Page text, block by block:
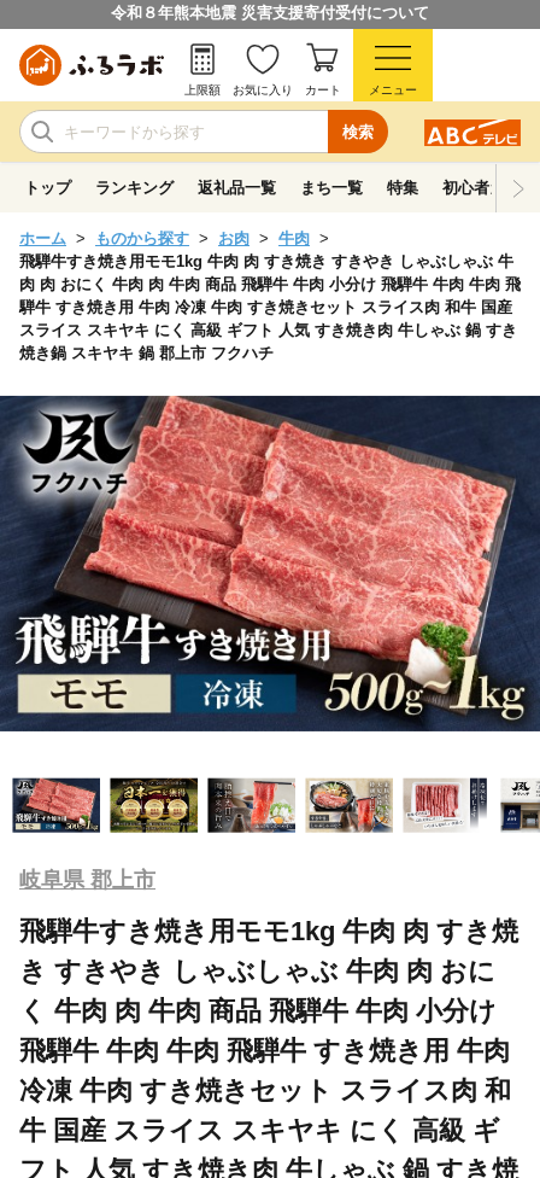
令和８年熊本地震 災害支援寄付受付について
検索
上限額 お気に入り カート メニュー
トップ ランキング 返礼品一覧 まち一覧 特集 初心者ガイド
ホーム ものから探す お肉
牛肉
飛騨牛すき焼き用モモ1kg 牛肉 肉 すき焼き すきやき しゃぶしゃぶ 牛
肉 肉 おにく 牛肉 肉 牛肉 商品 飛騨牛 牛肉 小分け 飛騨牛 牛肉 牛肉 飛
騨牛 すき焼き用 牛肉 冷凍 牛肉 すき焼きセット スライス肉 和牛 国産
スライス スキヤキ にく 高級 ギフト 人気 すき焼き肉 牛しゃぶ 鍋 すき
焼き鍋 スキヤキ 鍋 郡上市 フクハチ
岐阜県 郡上市
飛騨牛すき焼き用モモ1kg 牛肉 肉 すき焼
き すきやき しゃぶしゃぶ 牛肉 肉 おに
く 牛肉 肉 牛肉 商品 飛騨牛 牛肉 小分け
飛騨牛 牛肉 牛肉 飛騨牛 すき焼き用 牛肉
冷凍 牛肉 すき焼きセット スライス肉 和
牛 国産 スライス スキヤキ にく 高級 ギ
フト 人気 すき焼き肉 牛しゃぶ 鍋 すき焼